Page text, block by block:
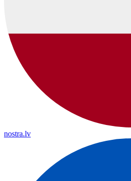
nostra.lv